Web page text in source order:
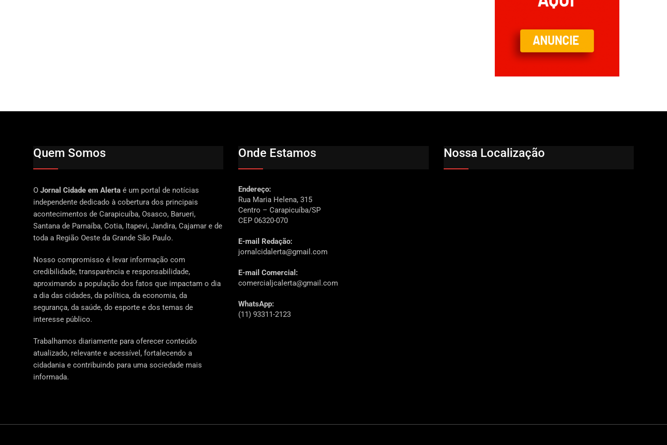
Quem Somos
O Jornal Cidade em Alerta é um portal de notícias
independente dedicado à cobertura dos principais
acontecimentos de Carapicuíba, Osasco, Barueri,
Santana de Parnaíba, Cotia, Itapevi, Jandira, Cajamar e de
toda a Região Oeste da Grande São Paulo.
Nosso compromisso é levar informação com
credibilidade, transparência e responsabilidade,
aproximando a população dos fatos que impactam o dia
a dia das cidades, da política, da economia, da
segurança, da saúde, do esporte e dos temas de
interesse público.
Trabalhamos diariamente para oferecer conteúdo
atualizado, relevante e acessível, fortalecendo a
cidadania e contribuindo para uma sociedade mais
informada.
Onde Estamos
Endereço:
Rua Maria Helena, 315
Centro – Carapicuíba/SP
CEP 06320-070
E-mail Redação:
jornalcidalerta@gmail.com
E-mail Comercial:
comercialjcalerta@gmail.com
WhatsApp:
(11) 93311-2123
Nossa Localização